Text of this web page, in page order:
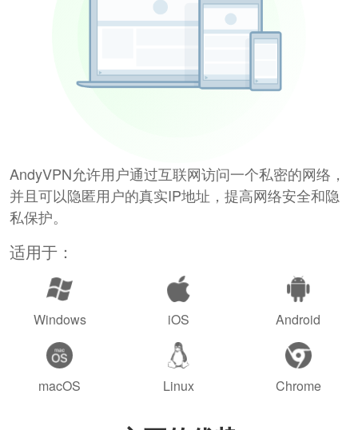
AndyVPN允许用户通过互联网访问一个私密的网络，
并且可以隐匿用户的真实IP地址，提高网络安全和隐
私保护。
适用于：
Windows iOS Android
macOS Linux Chrome